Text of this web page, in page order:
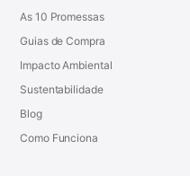
As 10 Promessas
Guias de Compra
Impacto Ambiental
Sustentabilidade
Blog
Como Funciona